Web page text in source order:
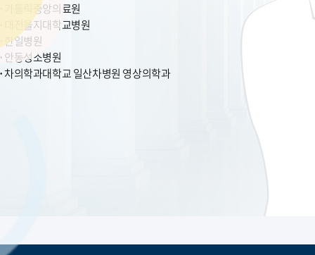
가톨릭중앙의료원
대전을지대학교병원
한일병원
안동성소병원
차의학과대학교 일산차병원 영상의학과